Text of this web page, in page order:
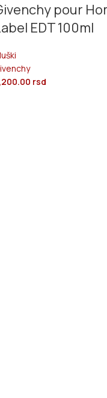
pour
EDT 100ml
rsd